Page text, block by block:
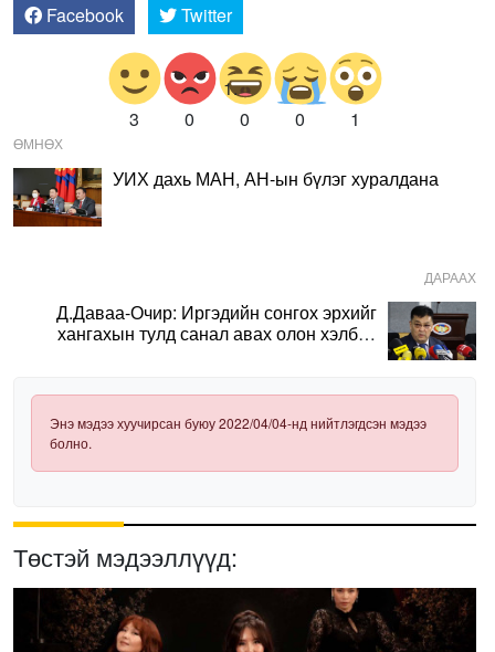
Facebook Twitter
3 0 0 0 1
ӨМНӨХ
УИХ дахь МАН, АН-ын бүлэг хуралдана
ДАРААХ
Д.Даваа-Очир: Иргэдийн сонгох эрхийг
хангахын тулд санал авах олон хэлбэр
Энэ мэдээ хуучирсан буюу 2022/04/04-нд нийтлэгдсэн мэдээ
болно.
Төстэй мэдээллүүд: